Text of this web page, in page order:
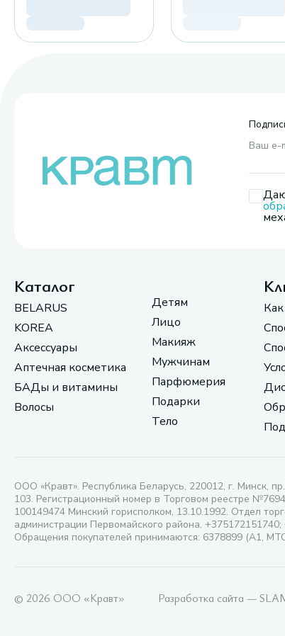
Ваш e-
Каталог
BELARUS
KOREA
Аксессуары
Аптечная косметика
БАДы и витамины
Волосы
Детям
Лицо
Макияж
Мужчинам
Парфюмерия
Подарки
Тело
ООО «Кравт». Республика Беларусь, 220012, г. Минск,
103. Регистрационный номер в Торговом реестре
100149474 Минский горисполком, 13.10.1992. Отдел
администрации Первомайского района,
Обращения покупателей принимаются: 6378899 (А1,
© 2026 ООО «Кравт» Разработка сайта —